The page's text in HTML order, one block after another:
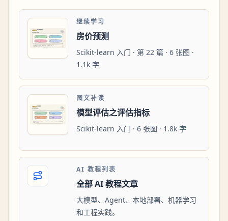
继续学习
房价预测
Scikit-learn 入门 · 第 22 篇 · 6 张图 ·
1.1k 字
图文补读
模型评估之评估指标
Scikit-learn 入门 · 6 张图 · 1.8k 字
AI 教程列表
全部 AI 教程文章
大模型、Agent、本地部署、机器学习
和工程实践。